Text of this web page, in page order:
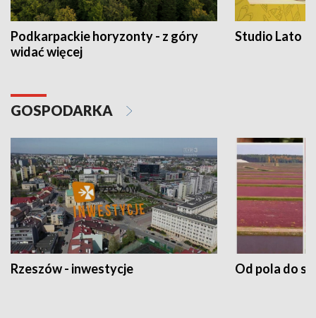
Podkarpackie horyzonty - z góry
widać więcej
Studio Lato
GOSPODARKA
Rzeszów - inwestycje Od pola do